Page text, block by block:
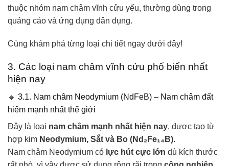
thuộc nhóm nam châm vĩnh cửu yếu, thường dùng trong
quảng cáo và ứng dụng dân dụng.
Cùng khám phá từng loại chi tiết ngay dưới đây!
3. Các loại nam châm vĩnh cửu phổ biến nhất
hiện nay
🔸 3.1. Nam châm Neodymium (NdFeB) – Nam châm đất
hiếm mạnh nhất thế giới
Đây là loại nam châm mạnh nhất hiện nay, được tạo từ
hợp kim Neodymium, Sắt và Bo (Nd₂Fe₁₄B).
Nam châm Neodymium có lực hút cực lớn dù kích thước